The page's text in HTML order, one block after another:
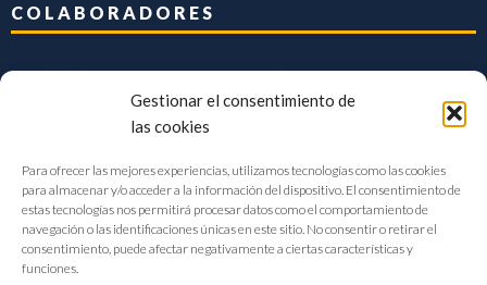
Gestionar el consentimiento de
las cookies
Para ofrecer las mejores experiencias, utilizamos tecnologías como las cookies
para almacenar y/o acceder a la información del dispositivo. El consentimiento de
estas tecnologías nos permitirá procesar datos como el comportamiento de
navegación o las identificaciones únicas en este sitio. No consentir o retirar el
consentimiento, puede afectar negativamente a ciertas características y
funciones.
COLABORADORES